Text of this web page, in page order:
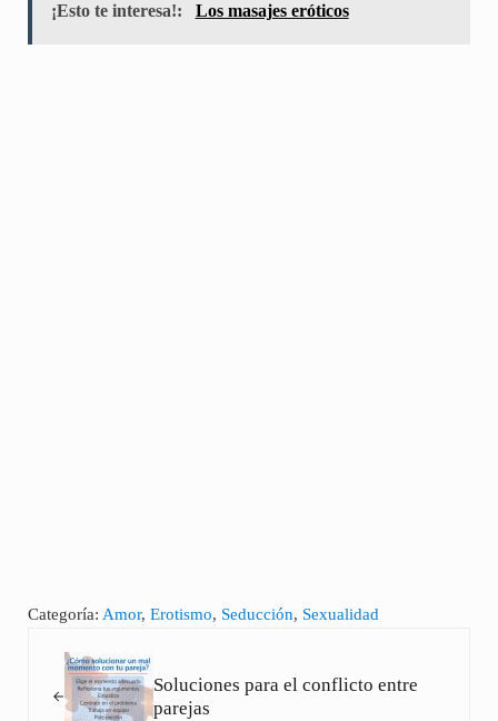
¡Esto te interesa!: Los masajes eróticos
Categoría: Amor, Erotismo, Seducción, Sexualidad
Soluciones para el conflicto entre
parejas